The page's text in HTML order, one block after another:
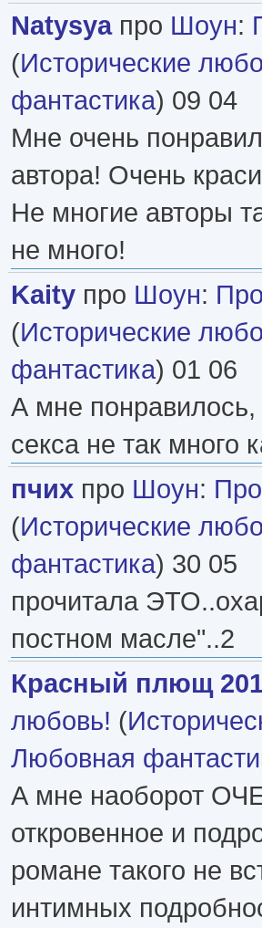
Natysyaпро Шоун:
(Исторические
фантастика) 09 04
Мне очень
автора! Очень
Не многие авторы
не много!
Kaity про Шоун:
(Исторические
фантастика) 01 06
А мне
секса не так много
пчих про Шоун:
(Исторические
фантастика) 30 05
прочитала
постном масле"..2
Красный плющ
любовь! (
Любовная
А мне наоборот
откровенное и
романе такого не
интимных